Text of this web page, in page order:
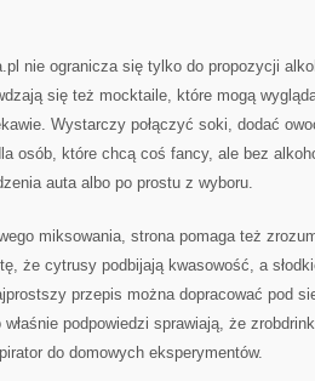
nie ogranicza się tylko do propozycji
się też mocktaile, które mogą
Wystarczy połączyć soki, dodać
osób, które chcą coś fancy, ale bez
auta albo po prostu z wyboru.
miksowania, strona pomaga też
że cytrusy podbijają kwasowość, a
przepis można dopracować pod
właśnie podpowiedzi sprawiają, że
do domowych eksperymentów.